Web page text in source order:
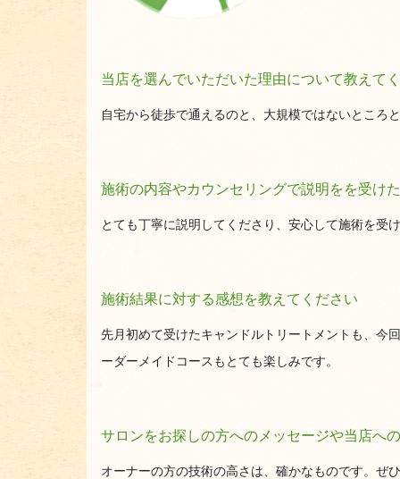
当店を選んでいただいた理由について教えて
自宅から徒歩で通えるのと、大規模ではないところ
施術の内容やカウンセリングで説明をを受け
とても丁寧に説明してくださり、安心して施術を受
施術結果に対する感想を教えてください
先月初めて受けたキャンドルトリートメントも、今
ーダーメイドコースもとても楽しみです。
サロンをお探しの方へのメッセージや当店へ
オーナーの方の技術の高さは、確かなものです。ぜ